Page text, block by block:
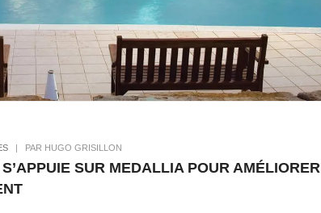
| PAR HUGO GRISILLON
SUR MEDALLIA POUR AMÉLIORER